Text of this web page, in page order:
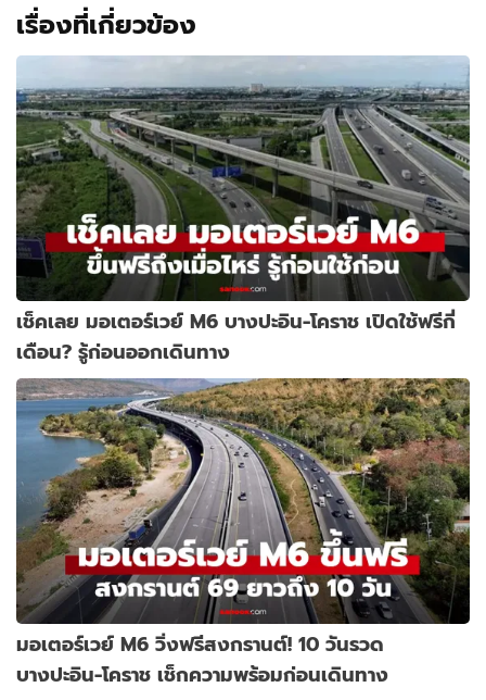
เรื่องที่เกี่ยวข้อง
เช็คเลย มอเตอร์เวย์ M6 บางปะอิน-โคราช เปิดใช้ฟรีกี่
เดือน? รู้ก่อนออกเดินทาง
มอเตอร์เวย์ M6 วิ่งฟรีสงกรานต์! 10 วันรวด
บางปะอิน-โคราช เช็กความพร้อมก่อนเดินทาง